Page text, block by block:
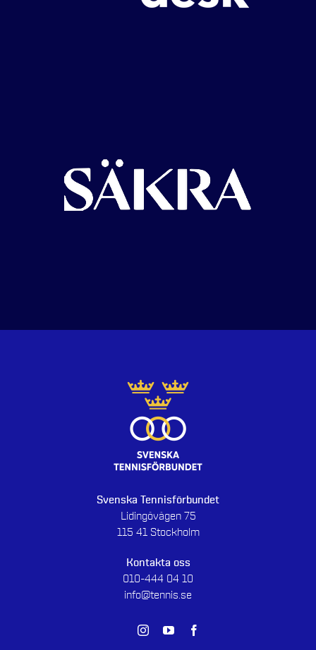
Svenska Tennisförbundet
Lidingövägen 75
115 41 Stockholm
Kontakta oss
010-444 04 10
info@tennis.se